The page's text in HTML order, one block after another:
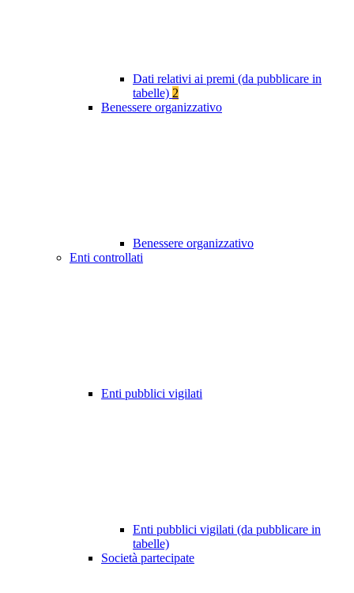
Dati relativi ai premi (da pubblicare in
tabelle) 2
Benessere organizzativo
Benessere organizzativo
Enti controllati
Enti pubblici vigilati
Enti pubblici vigilati (da pubblicare in
tabelle)
Società partecipate